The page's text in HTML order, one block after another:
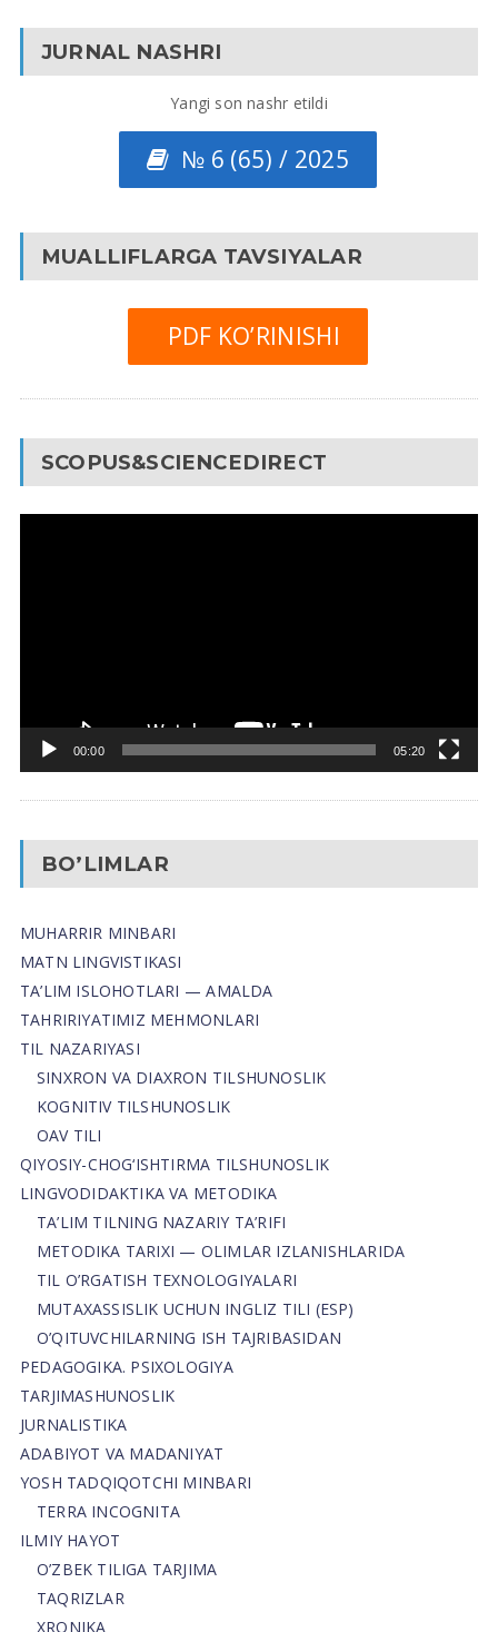
JURNAL NASHRI
Yangi son nashr etildi
№ 6 (65) / 2025
MUALLIFLARGA TAVSIYALAR
PDF KO’RINISHI
SCOPUS&SCIENCEDIRECT
00:00 05:20
BO’LIMLAR
MUHARRIR MINBARI
MATN LINGVISTIKASI
TA’LIM ISLOHOTLARI — AMALDA
TAHRIRIYATIMIZ MEHMONLARI
TIL NAZARIYASI
SINXRON VA DIAXRON TILSHUNOSLIK
KOGNITIV TILSHUNOSLIK
OAV TILI
QIYOSIY-CHOG‘ISHTIRMA TILSHUNOSLIK
LINGVODIDAKTIKA VA METODIKA
TA’LIM TILNING NAZARIY TA’RIFI
METODIKA TARIXI — OLIMLAR IZLANISHLARIDA
TIL O’RGATISH TEXNOLOGIYALARI
MUTAXASSISLIK UCHUN INGLIZ TILI (ESP)
O’QITUVCHILARNING ISH TAJRIBASIDAN
PEDAGOGIKA. PSIXOLOGIYA
TARJIMASHUNOSLIK
JURNALISTIKA
ADABIYOT VA MADANIYAT
YOSH TADQIQOTCHI MINBARI
TERRA INCOGNITA
ILMIY HAYOT
O’ZBEK TILIGA TARJIMA
TAQRIZLAR
XRONIKA